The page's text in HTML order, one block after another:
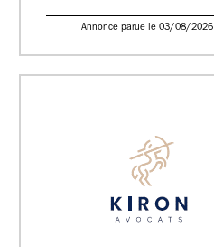
Annonce parue le 03/08/2026